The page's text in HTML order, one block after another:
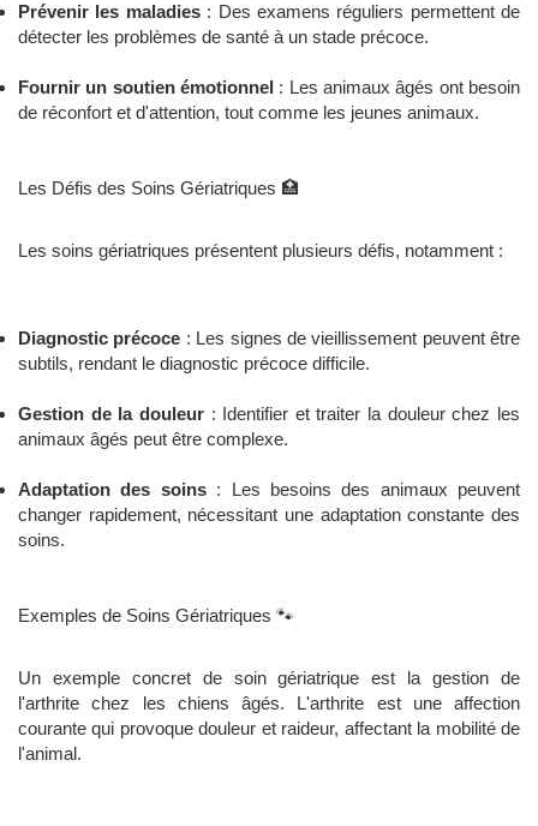
Prévenir les maladies: Des examens réguliers permettent de
détecter les problèmes de santé à un stade précoce.
Fournir un soutien émotionnel : Les animaux âgés ont besoin
de réconfort et d'attention, tout comme les jeunes animaux.
Les Défis des Soins Gériatriques 🏥
Les soins gériatriques présentent plusieurs défis, notamment :
Diagnostic précoce : Les signes de vieillissement peuvent être
subtils, rendant le diagnostic précoce difficile.
Gestion de la douleur: Identifier et traiter la douleur chez les
animaux âgés peut être complexe.
Adaptation des soins: Les besoins des animaux peuvent
changer rapidement, nécessitant une adaptation constante des
soins.
Exemples de Soins Gériatriques 🐾
Un exemple concret de soin gériatrique est la gestion de
l'arthrite chez les chiens âgés. L'arthrite est une affection
courante qui provoque douleur et raideur, affectant la mobilité de
l'animal.